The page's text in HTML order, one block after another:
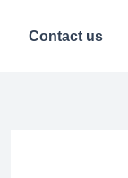
Contact us